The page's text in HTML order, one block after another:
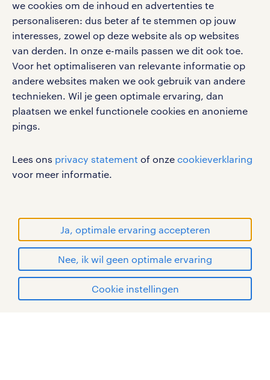
we cookies om de inhoud en advertenties te
personaliseren: dus beter af te stemmen op jouw
interesses, zowel op deze website als op websites
van derden. In onze e-mails passen we dit ook toe.
Voor het optimaliseren van relevante informatie op
andere websites maken we ook gebruik van andere
technieken. Wil je geen optimale ervaring, dan
plaatsen we enkel functionele cookies en anonieme
pings.
Lees ons privacy statement of onze cookieverklaring
voor meer informatie.
Ja, optimale ervaring accepteren
Nee, ik wil geen optimale ervaring
Cookie instellingen
vacatures, solliciteren en inspiratie.
werken bij randstad
gebruikersvoorwaarden
privacystatement
cookies
handelsmerken van Randstad N.V.
© Randstad 2026